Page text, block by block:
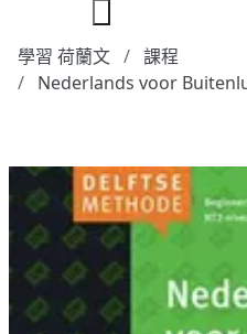
學習 荷蘭文
課程
Nederlands voor